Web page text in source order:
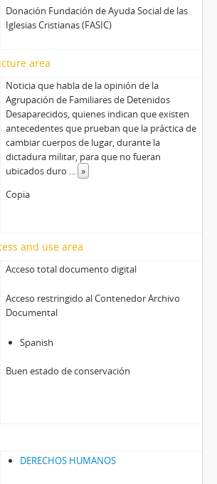
Donación Fundación de Ayuda Social de las
Iglesias Cristianas (FASIC)
area
Noticia que habla de la opinión de la
Agrupación de Familiares de Detenidos
Desaparecidos, quienes indican que existen
antecedentes que prueban que la práctica de
cambiar cuerpos de lugar, durante la
dictadura militar, para que no fueran
ubicados duro
»
Copia
and use area
Acceso total documento digital
Acceso restringido al Contenedor Archivo
Documental
Spanish
Buen estado de conservación
DERECHOS HUMANOS